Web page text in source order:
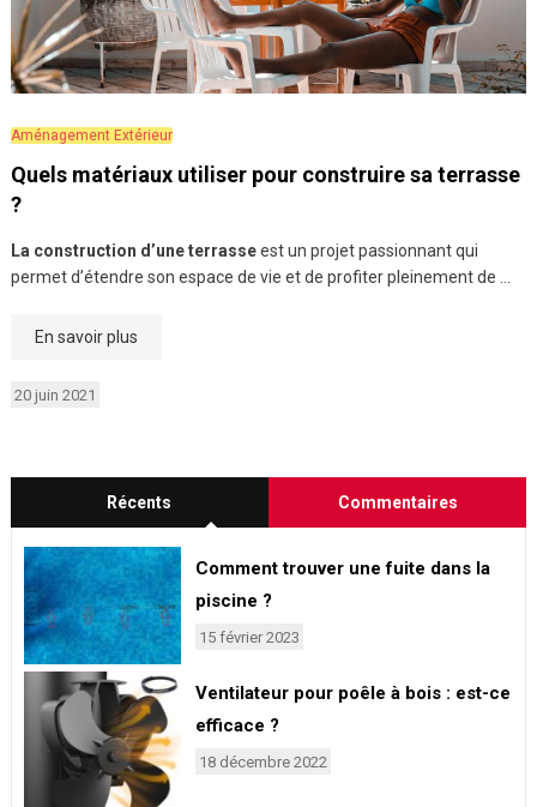
Aménagement Extérieur
Quels matériaux utiliser pour construire sa terrasse
?
La construction d’une terrasseest un projet passionnant qui
permet d’étendre son espace de vie et de profiter pleinement de …
En savoir plus
20 juin 2021
Récents Commentaires
Comment trouver une fuite dans la
piscine ?
15 février 2023
Ventilateur pour poêle à bois : est-ce
efficace ?
18 décembre 2022